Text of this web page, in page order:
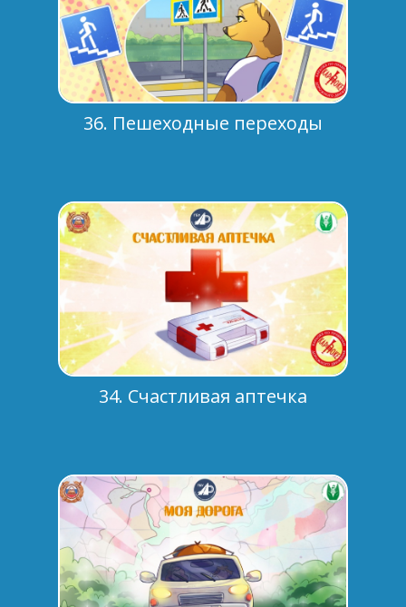
36. Пешеходные переходы
34. Счастливая аптечка